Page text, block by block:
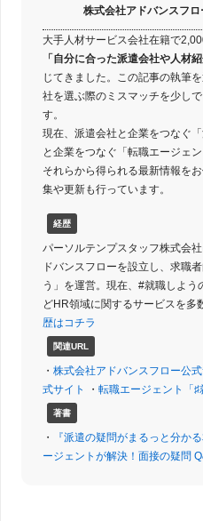
株式会社アドバンスフ
大手人材サービス会社在籍で
「自分に合った派遣会社や人材
じてきました。この記事の執筆
社を選ぶ際のミスマッチを少し
す。
現在、派遣会社と企業をつなぐ
と企業をつなぐ「転職エージェ
それらから得られる最新情報を
集や更新も行っています。
経歴
パーソルテンプスタッフ株式会
ドバンスフローを設立し、求職
う」を運営。現在、#就職しよ
どHR領域に関するサービスを多
歴はコチラ
関連URL
・ 株式会社アドバンスフロー公式
式サイト
・ 転職エージェント「♯
著書
・ 『派遣の疑問がまるっと分か
ージェントが解決！面接の疑問